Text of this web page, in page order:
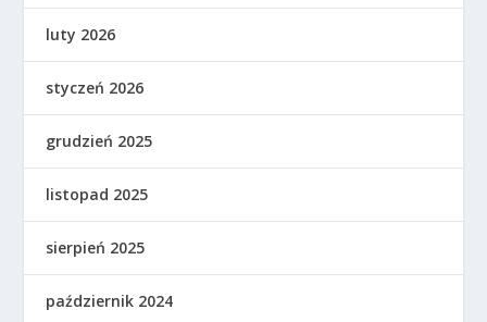
luty 2026
styczeń 2026
grudzień 2025
listopad 2025
sierpień 2025
październik 2024